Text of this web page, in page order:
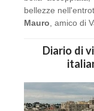
bellezze
Mauro, amico di
Diario di